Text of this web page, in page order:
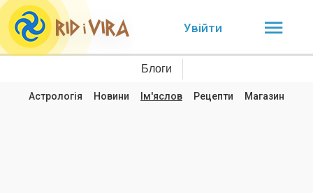
Увійти
Блоги
Астрологія Новини Ім'яслов Рецепти Магазин